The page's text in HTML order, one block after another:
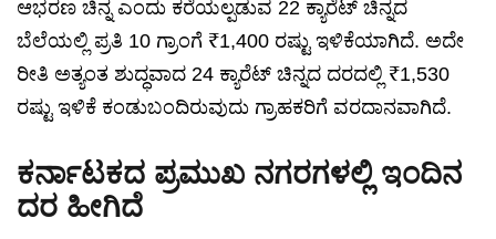
ಆಭರಣ ಚಿನ್ನ ಎಂದು ಕರೆಯಲ್ಪಡುವ 22 ಕ್ಯಾರೆಟ್ ಚಿನ್ನದ
ಬೆಲೆಯಲ್ಲಿ ಪ್ರತಿ 10 ಗ್ರಾಂಗೆ ₹1,400 ರಷ್ಟು ಇಳಿಕೆಯಾಗಿದೆ. ಅದೇ
ರೀತಿ ಅತ್ಯಂತ ಶುದ್ಧವಾದ 24 ಕ್ಯಾರೆಟ್ ಚಿನ್ನದ ದರದಲ್ಲಿ ₹1,530
ರಷ್ಟು ಇಳಿಕೆ ಕಂಡುಬಂದಿರುವುದು ಗ್ರಾಹಕರಿಗೆ ವರದಾನವಾಗಿದೆ.
ಕರ್ನಾಟಕದ ಪ್ರಮುಖ ನಗರಗಳಲ್ಲಿ ಇಂದಿನ
ದರ ಹೀಗಿದೆ